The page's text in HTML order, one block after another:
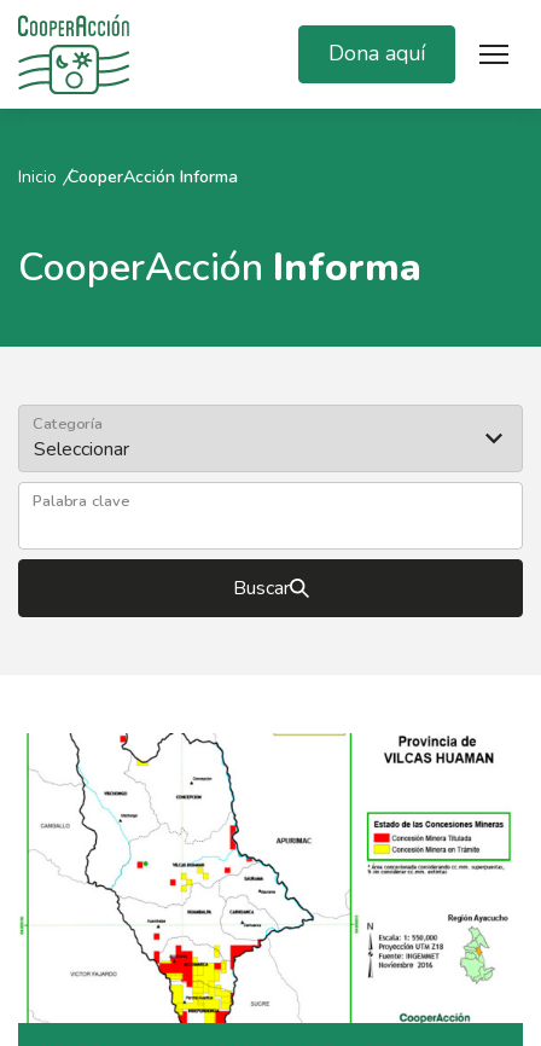
Dona aquí
Inicio CooperAcción Informa
CooperAcción Informa
Categoría
Palabra clave
Buscar